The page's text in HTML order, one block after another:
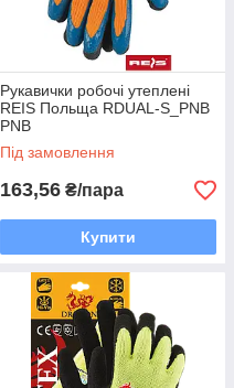
Рукавички робочі утеплені
REIS Польща RDUAL-S_PNB
PNB
Під замовлення
163,56 ₴/пара
Купити